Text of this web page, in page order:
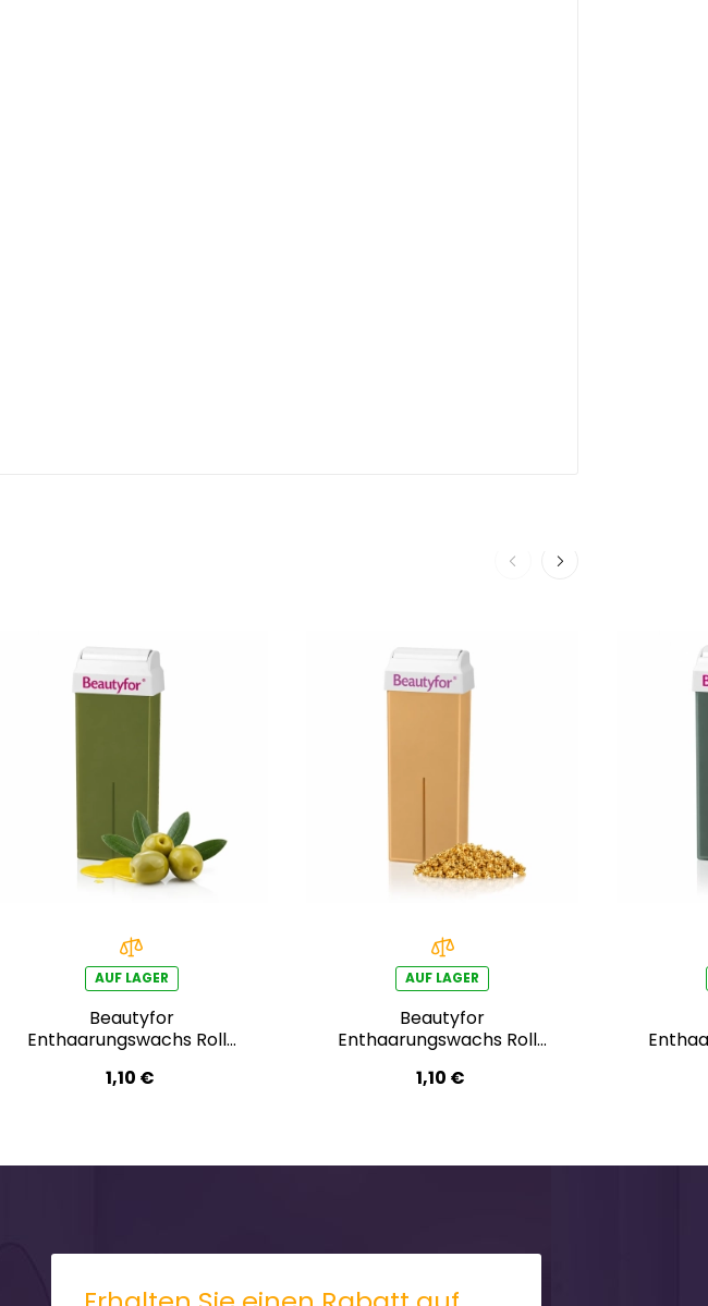
AUF LAGER
Beautyfor
Enthaarungswachs Roll-
1,10 €
AUF LAGER
Beautyfor
Enthaarungswachs Roll-
1,10 €